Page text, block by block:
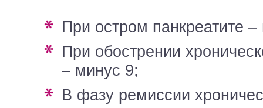
при остром панкреатите
при обострении хронического панкреатита
– минус 9;
в фазу ремиссии хронического